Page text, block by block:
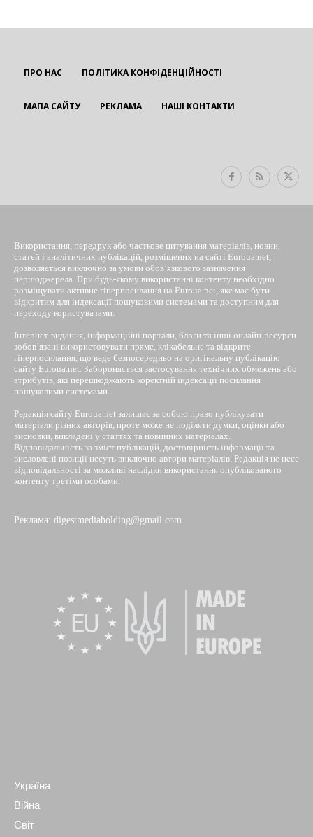
ПРО НАС ПОЛІТИКА КОНФІДЕНЦІЙНОСТІ
МАПА САЙТУ РЕКЛАМА НАШІ КОНТАКТИ
Використання, передрук або часткове цитування матеріалів, новин,
статей і аналітичних публікацій, розміщених на сайті Euroua.net,
дозволяється виключно за умови обов’язкового зазначення
першоджерела. При будь-якому використанні контенту необхідно
розміщувати активне гіперпосилання на Euroua.net, яке має бути
відкритим для індексації пошуковими системами та доступним для
переходу користувачами.
Інтернет-видання, інформаційні портали, блоги та інші онлайн-ресурси
зобов’язані використовувати пряме, клікабельне та відкрите
гіперпосилання, що веде безпосередньо на оригінальну публікацію
сайту Euroua.net. Забороняється застосування технічних обмежень або
атрибутів, які перешкоджають коректній індексації посилання
пошуковими системами.
Редакція сайту Euroua.net залишає за собою право публікувати
матеріали різних авторів, проте може не поділяти думки, оцінки або
висновки, викладені у статтях та новинних матеріалах.
Відповідальність за зміст публікацій, достовірність інформації та
висловлені позиції несуть виключно автори матеріалів. Редакція не несе
відповідальності за можливі наслідки використання опублікованого
контенту третіми особами.
Реклама: digestmediaholding@gmail.com
Україна
Війна
Світ